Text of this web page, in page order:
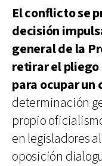
El conflicto se
decisión
general de la
retirar el pliego
para ocupar
determinación
propio
en legisladores
oposición